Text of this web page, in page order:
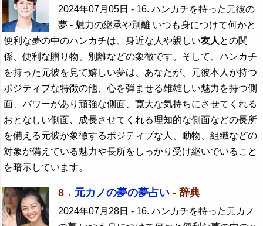
2024年07月05日 - 16. ハンカチを持った元彼の
夢 - 魅力の継承や別離 いつも身につけて何かと
便利な夢の中のハンカチは、身近な人や親しい友人 との関
係、便利な贈り物、別離などの象徴です。そして、ハンカチ
を持った元彼を見て嬉しい夢は、あなたが、元彼本人が持つ
ポジティブな特徴の他、心を弾ませる雄雄しい魅力を持つ側
面、パワーがあり頑強な側面、寛大な気持ちにさせてくれる
おとなしい側面、成長させてくれる理知的な側面などの長所
を備える元彼が象徴するポジティブな人、動物、組織などの
対象が備えている魅力や長所をしっかり受け継いでいること
を暗示しています。
8． 元カノの夢の夢占い - 辞典
2024年07月28日 - 16. ハンカチを持った元カノ